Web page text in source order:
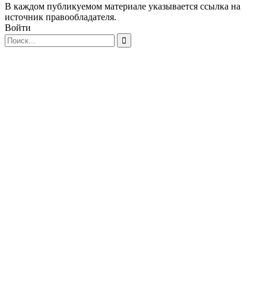
В каждом публикуемом материале указывается ссылка на
источник правообладателя.
Войти